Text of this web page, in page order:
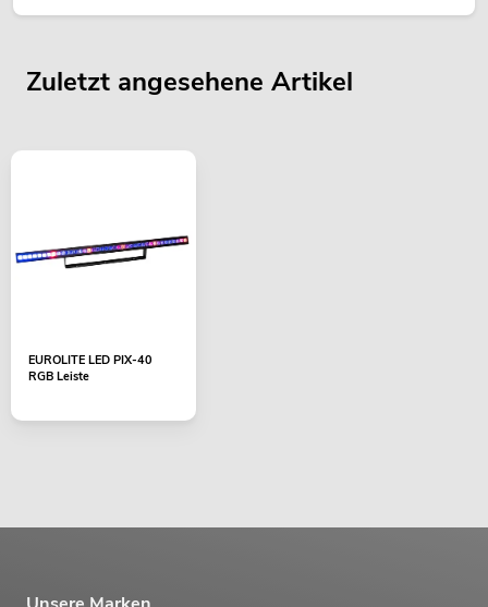
Zuletzt angesehene Artikel
EUROLITE LED PIX-40
RGB Leiste